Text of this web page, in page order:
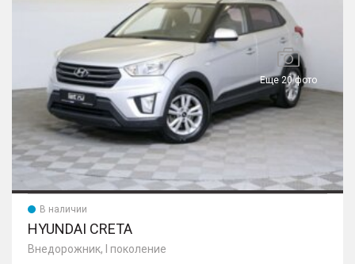
Еще 20 фото
В наличии
HYUNDAI CRETA
Внедорожник, I поколение